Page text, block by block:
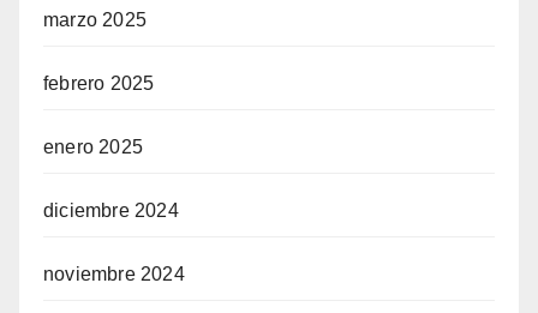
marzo 2025
febrero 2025
enero 2025
diciembre 2024
noviembre 2024